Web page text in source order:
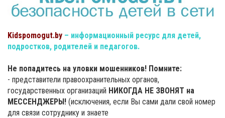
Kidspomogut.by – информационный ресурс для детей,
подростков, родителей и педагогов.
Не попадитесь на уловки мошенников! Помните:
- представители правоохранительных органов,
государственных организаций НИКОГДА НЕ ЗВОНЯТ на
МЕССЕНДЖЕРЫ! (исключения, если Вы сами дали свой номер
для связи сотруднику и знаете